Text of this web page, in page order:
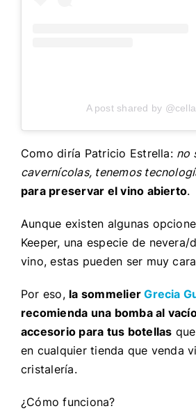
A post shared by
Como diría Patricio Estrella: no
cavernícolas, tenemos
para preservar el vino abierto.
Aunque existen algunas
Keeper, una especie de nevera/
vino, estas pueden ser muy
Por eso, la sommelierGrecia
recomienda una bomba al
accesorio para tus botellas
en cualquier tienda que venda
cristalería.
¿Cómo funciona?